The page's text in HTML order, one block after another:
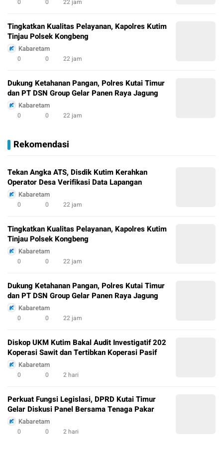
0 0 22 jam
Tingkatkan Kualitas Pelayanan, Kapolres Kutim
Tinjau Polsek Kongbeng
Kabaretam
0 0 22 jam
Dukung Ketahanan Pangan, Polres Kutai Timur
dan PT DSN Group Gelar Panen Raya Jagung
Kabaretam
0 0 22 jam
Rekomendasi
Tekan Angka ATS, Disdik Kutim Kerahkan
Operator Desa Verifikasi Data Lapangan
Kabaretam
0 0 22 jam
Tingkatkan Kualitas Pelayanan, Kapolres Kutim
Tinjau Polsek Kongbeng
Kabaretam
0 0 22 jam
Dukung Ketahanan Pangan, Polres Kutai Timur
dan PT DSN Group Gelar Panen Raya Jagung
Kabaretam
0 0 22 jam
Diskop UKM Kutim Bakal Audit Investigatif 202
Koperasi Sawit dan Tertibkan Koperasi Pasif
Kabaretam
0 0 2 hari
Perkuat Fungsi Legislasi, DPRD Kutai Timur
Gelar Diskusi Panel Bersama Tenaga Pakar
Kabaretam
0 0 2 hari